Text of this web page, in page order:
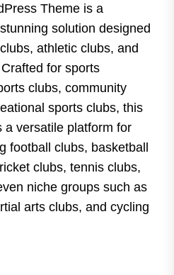
Theme is a
solution designed
athletic clubs, and
for sports
clubs, community
sports clubs, this
a versatile platform for
football clubs, basketball
clubs, tennis clubs,
niche groups such as
arts clubs, and cycling